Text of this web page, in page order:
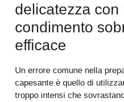
delicatezza con
condimento
efficace
Un errore comune nella
capesante è quello di
troppo intensi che